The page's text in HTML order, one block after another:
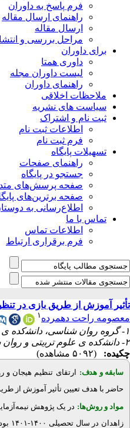
فرم پاسخ به داوران
راهنمای ارسال مقاله
ارسال مقاله
مراحل بررسی و
برای داوران
داوری همتا
لیست داوران مجله
راهنمای داوران
ملاحظات اخلاقی
سیاست های نشریه
ثبت نام و اشتراک
اطلاعات ثبت نام
فرم ثبت نام
تسهیلات پایگاه
راهنمای صفحات
جستجو در پایگاه
صفحه پرسش‌های
صفحه برترین‌های
اطلاع‌رسانی به
تماس با ما
اطلاعات تماس
فرم برقراری ارتباط
تأثیر آموزش از طریق بازی در
معصومه راحت دهمرده ۱
۱- گروه روان ﺷﻨﺎسی، داﻧﺸکده ی روان ﺷﻨاسی و ﻋﻠﻮم ﺗﺮﺑیتی، داﻧﺸگاه آزاد اﺳﻼمی زاﻫﺪان، زاﻫﺪان، ایران
۲- داﻧﺸکده ی ﻋﻠﻮم ﺗﺮﺑیتی و روان ﺷﻨﺎسی، داﻧشگاه ﺳﯿﺴﺘﺎن و ﺑﻠﻮچﺴﺘﺎن، زاﻫﺪان، ایران ،
چکیده:
(۵۰۹۲ مشاهده)
سابقه و هدف: ارتقای تنظیم هیجان و
حاضر با هدف تعیین تأثیر آموزش از
مواد و روش‌‌ها: در یک پژوهش